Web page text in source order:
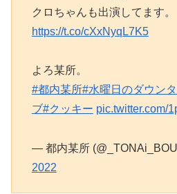
クロちゃんも出演してます。
https://t.co/cXxNyqL7K5
よろ某所。
#都内某所#水曜日のダウン
ブ#クッキー pic.twitter.com/
— 都内某所
2022